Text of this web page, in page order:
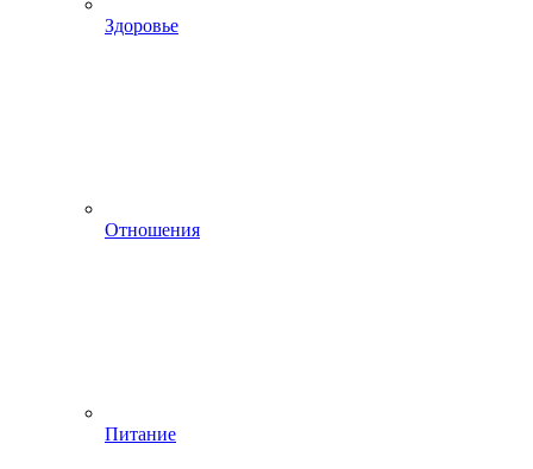
Здоровье
Отношения
Питание